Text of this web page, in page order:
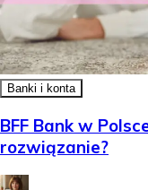
Banki i konta
BFF Bank w
rozwiązanie?